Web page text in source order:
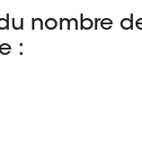
nombre
: